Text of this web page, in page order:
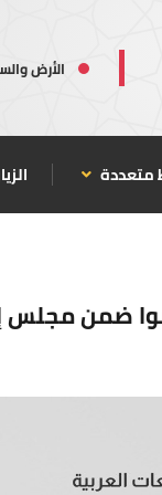
الأرض
متعددة
عضوا ضمن